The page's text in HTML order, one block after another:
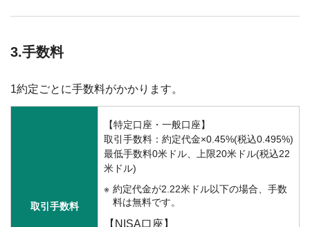
3.手数料
1約定ごとに手数料がかかります。
取引手数料
【特定口座・一般口座】
取引手数料：約定代金×0.45%(税込0.495%)
最低手数料0米ドル、上限20米ドル(税込22
米ドル)
約定代金が2.22米ドル以下の場合、手数
料は無料です。
【NISA口座】